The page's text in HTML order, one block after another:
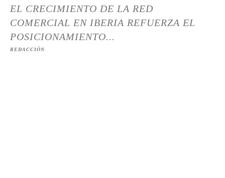
EL CRECIMIENTO DE LA RED
COMERCIAL EN IBERIA REFUERZA EL
POSICIONAMIENTO...
REDACCIÓN